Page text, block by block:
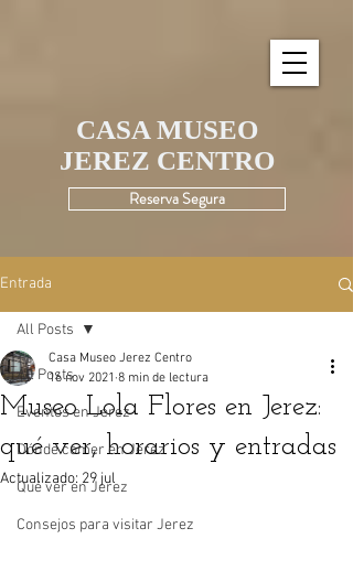
CASA MUSEO
JEREZ CENTRO
Reserva Segura
Entrada
All Posts
Eventos en Jerez
Dónde comer en Jerez
Qué ver en Jerez
Consejos para visitar Jerez
All Posts
Museo Lola Flores en Jerez:
qué ver, horarios y entradas
Casa Museo Jerez Centro
16 nov 2021 8 min de lectura
Actualizado: 29 jul